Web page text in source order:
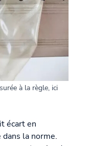
à la règle, ici
écart en
la norme.